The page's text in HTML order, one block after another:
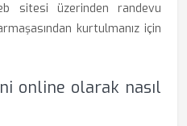
sitesi üzerinden randevu
kurtulmanız için
online olarak nasıl